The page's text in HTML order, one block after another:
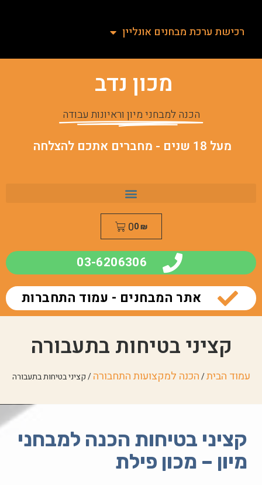
רכישת ערכת מבחנים אונליין
מכון נדב
הכנה למבחני מיון וראיונות עבודה
מעל 18 שנים - מחברים אתכם להצלחה
0₪
0
03-6206306
אתר המבחנים - עמוד התחברות
קציני בטיחות בתעבורה
עמוד הבית/הכנה למקצועות התחבורה/ קציני בטיחות בתעבורה
קציני בטיחות הכנה למבחני
מיון – מכון פילת